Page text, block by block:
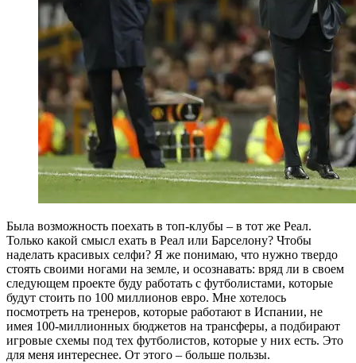
Была возможность поехать в топ-клубы – в тот же Реал.
Только какой смысл ехать в Реал или Барселону? Чтобы
наделать красивых селфи? Я же понимаю, что нужно твердо
стоять своими ногами на земле, и осознавать: вряд ли в своем
следующем проекте буду работать с футболистами, которые
будут стоить по 100 миллионов евро. Мне хотелось
посмотреть на тренеров, которые работают в Испании, не
имея 100-миллионных бюджетов на трансферы, а подбирают
игровые схемы под тех футболистов, которые у них есть. Это
для меня интереснее. От этого – больше пользы.